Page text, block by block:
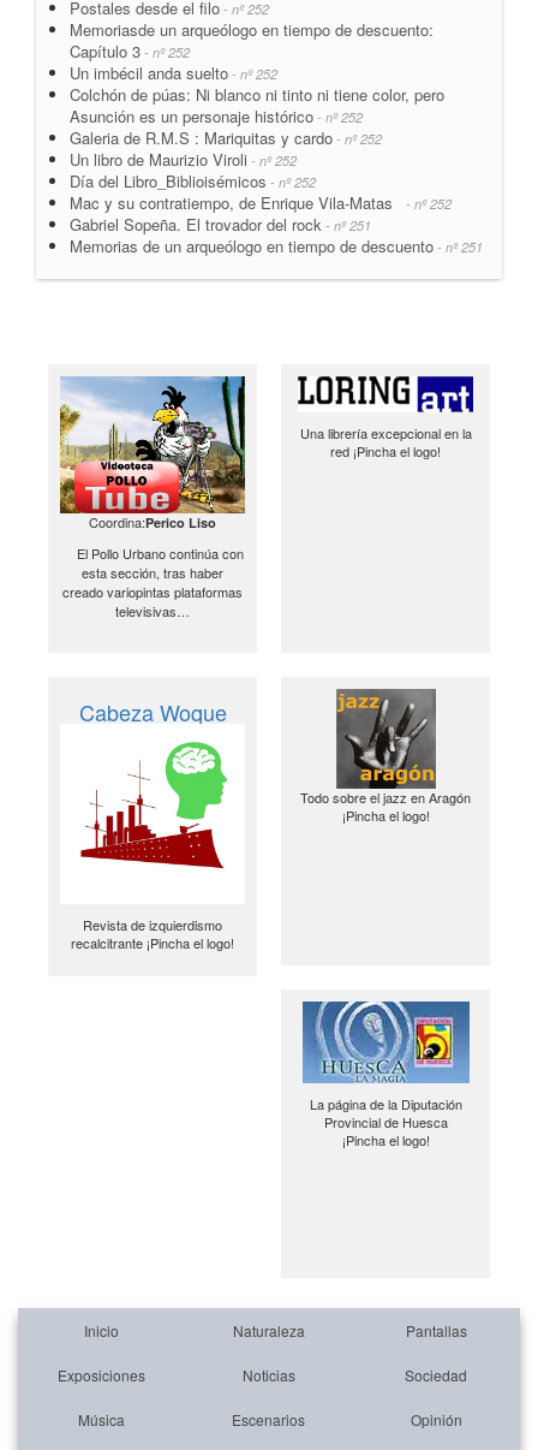
Postales desde el filo - nº 252
Memoriasde un arqueólogo en tiempo de descuento:
Capítulo 3 - nº 252
Un imbécil anda suelto - nº 252
Colchón de púas: Ni blanco ni tinto ni tiene color, pero
Asunción es un personaje histórico - nº 252
Galeria de R.M.S : Mariquitas y cardo - nº 252
Un libro de Maurizio Viroli - nº 252
Día del Libro_Biblioisémicos - nº 252
Mac y su contratiempo, de Enrique Vila-Matas - nº 252
Gabriel Sopeña. El trovador del rock - nº 251
Memorias de un arqueólogo en tiempo de descuento - nº 251
Coordina:Perico Liso
El Pollo Urbano continúa con
esta sección, tras haber
creado variopintas plataformas
televisivas…
Una librería excepcional en la
red ¡Pincha el logo!
Cabeza Woque
Revista de izquierdismo
recalcitrante ¡Pincha el logo!
Todo sobre el jazz en Aragón
¡Pincha el logo!
La página de la Diputación
Provincial de Huesca
¡Pincha el logo!
Inicio Naturaleza Pantallas
Exposiciones Noticias Sociedad
Música Escenarios Opinión